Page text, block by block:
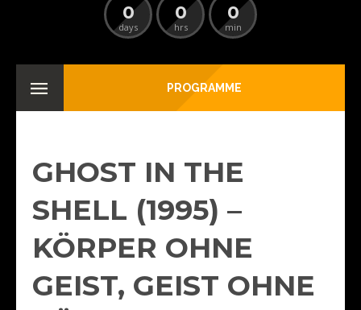
0
days
0
hrs
0
min
PROGRAMME
GHOST IN THE
SHELL (1995) –
KÖRPER OHNE
GEIST, GEIST OHNE